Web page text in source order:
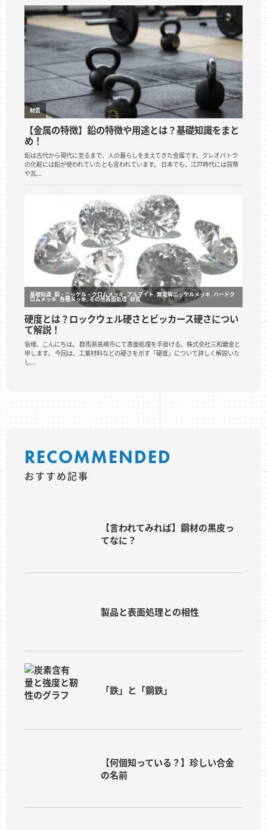
RECOMMENDED
おすすめ記事
【言われてみれば】鋼材の黒皮っ
てなに？
製品と表面処理との相性
「鉄」と「鋼鉄」
【何個知っている？】珍しい合金
の名前